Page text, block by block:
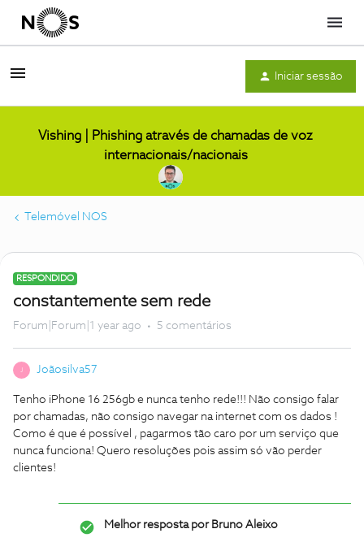
Menu
Iniciar sessão
Vishing | Phishing através de chamadas de voz
internacionais/nacionais
Telemóvel NOS
RESPONDIDO
constantemente sem rede
Forum|Forum|1 year ago 5 comentários
Joãosilva57
Tenho iPhone 16 256gb e nunca tenho rede!!! Não consigo falar
por chamadas, não consigo navegar na internet com os dados !
Como é que é possível , pagarmos tão caro por um serviço que
nunca funciona! Quero resoluções pois assim só vão perder
clientes!
Melhor resposta porBruno Aleixo